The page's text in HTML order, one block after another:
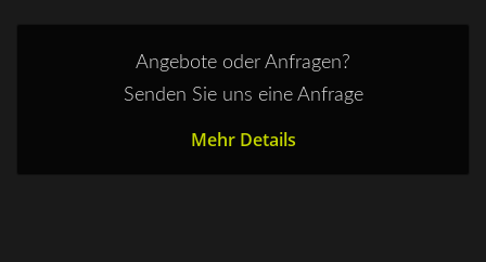
Angebote oder Anfragen?
Senden Sie uns eine Anfrage
Mehr Details